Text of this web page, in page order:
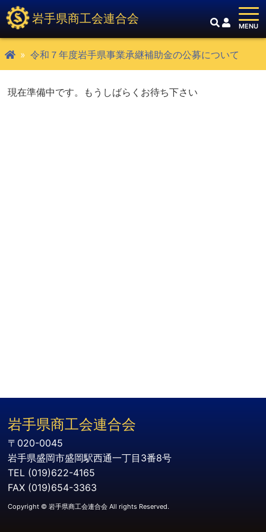
岩手県商工会連合会
令和７年度岩手県事業承継補助金の公募について
現在準備中です。もうしばらくお待ち下さい
岩手県商工会連合会
〒020-0045
岩手県盛岡市盛岡駅西通一丁目3番8号
TEL (019)622-4165
FAX (019)654-3363
Copyright © 岩手県商工会連合会 All rights Reserved.